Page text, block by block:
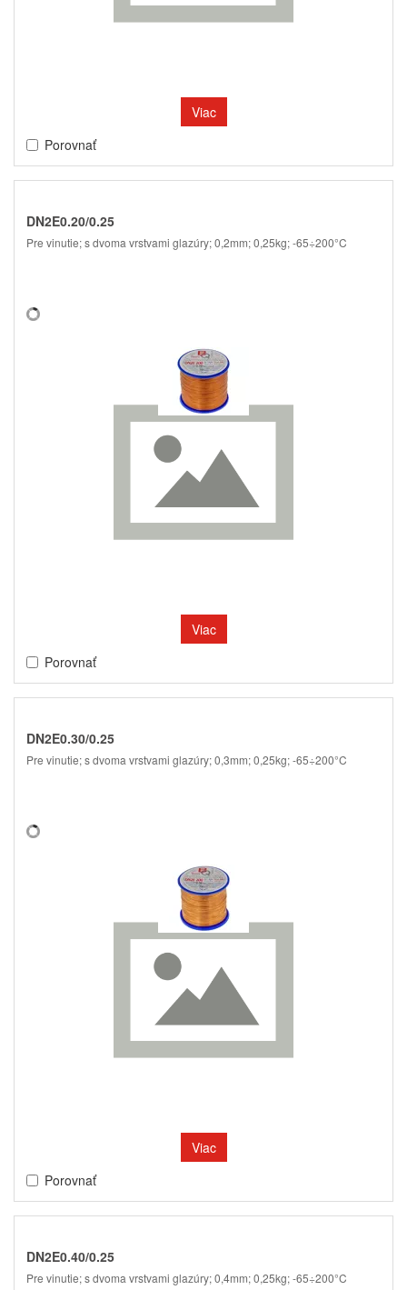
Viac
Porovnať
DN2E0.20/0.25
Pre vinutie; s dvoma vrstvami glazúry; 0,2mm; 0,25kg; -65÷200°C
Viac
Porovnať
DN2E0.30/0.25
Pre vinutie; s dvoma vrstvami glazúry; 0,3mm; 0,25kg; -65÷200°C
Viac
Porovnať
DN2E0.40/0.25
Pre vinutie; s dvoma vrstvami glazúry; 0,4mm; 0,25kg; -65÷200°C